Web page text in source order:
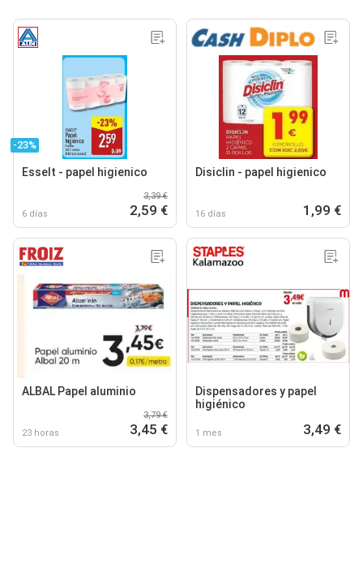
-23%
Esselt - papel higienico
6 días
3,39 €
2,59 €
Disiclin - papel higienico
16 días 1,99 €
ALBAL Papel aluminio
23 horas
3,79 €
3,45 €
Dispensadores y papel
higiénico
1 mes 3,49 €